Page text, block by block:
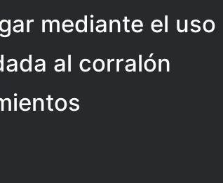
mediante el uso
al corralón